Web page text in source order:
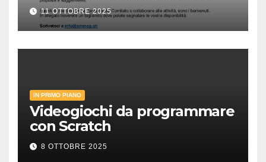
11 OTTOBRE 2025
IN PRIMO PIANO
Videogiochi da programmare
con Scratch
8 OTTOBRE 2025